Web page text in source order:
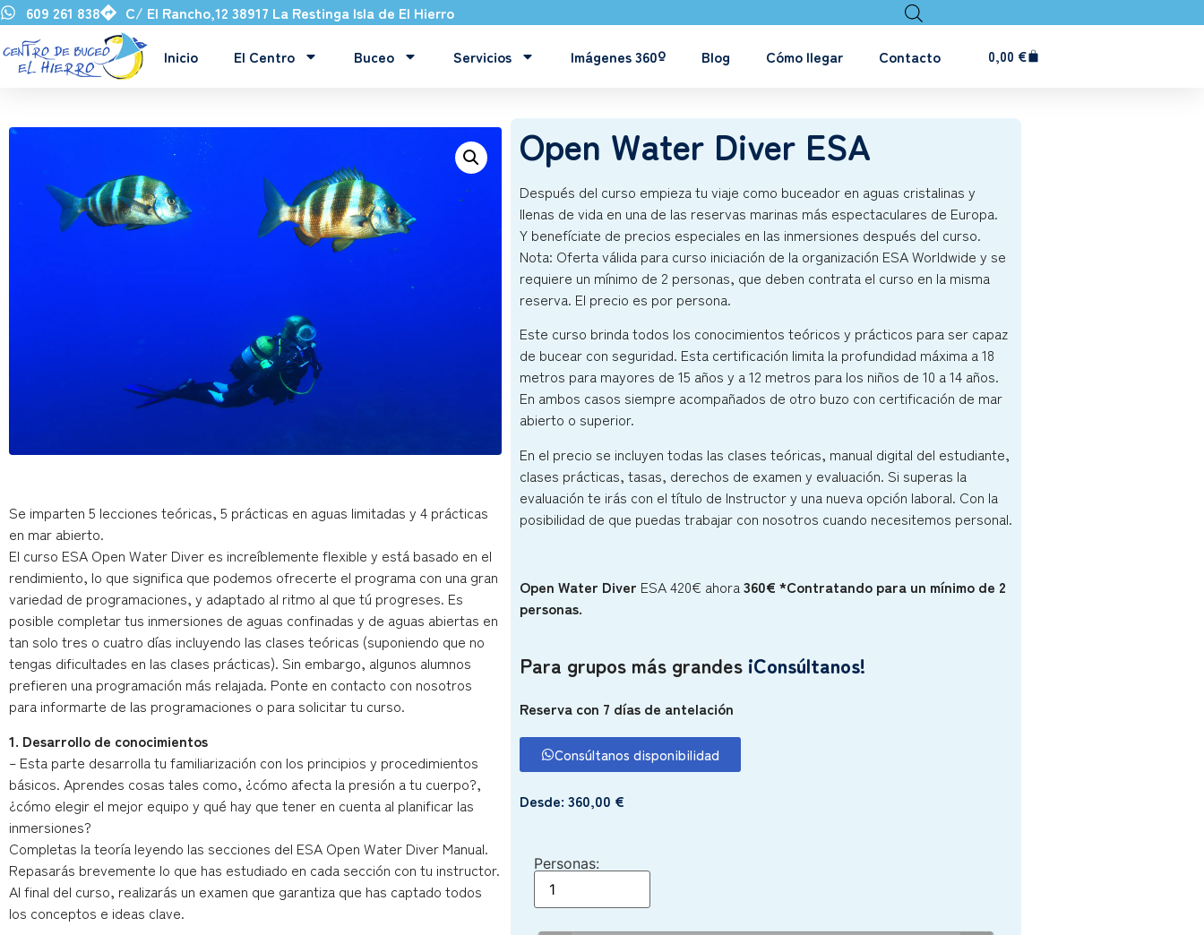
609 261 838 C/ El Rancho,12 38917 La Restinga Isla de El Hierro
Inicio El Centro Buceo Servicios Imágenes 360º Blog Cómo llegar Contacto 0,00 €
Se imparten 5 lecciones teóricas, 5 prácticas en aguas limitadas y 4 prácticas
en mar abierto.
El curso ESA Open Water Diver es increíblemente flexible y está basado en el
rendimiento, lo que significa que podemos ofrecerte el programa con una gran
variedad de programaciones, y adaptado al ritmo al que tú progreses. Es
posible completar tus inmersiones de aguas confinadas y de aguas abiertas en
tan solo tres o cuatro días incluyendo las clases teóricas (suponiendo que no
tengas dificultades en las clases prácticas). Sin embargo, algunos alumnos
prefieren una programación más relajada. Ponte en contacto con nosotros
para informarte de las programaciones o para solicitar tu curso.
1. Desarrollo de conocimientos
– Esta parte desarrolla tu familiarización con los principios y procedimientos
básicos. Aprendes cosas tales como, ¿cómo afecta la presión a tu cuerpo?,
¿cómo elegir el mejor equipo y qué hay que tener en cuenta al planificar las
inmersiones?
Completas la teoría leyendo las secciones del ESA Open Water Diver Manual.
Repasarás brevemente lo que has estudiado en cada sección con tu instructor.
Al final del curso, realizarás un examen que garantiza que has captado todos
los conceptos e ideas clave.
Open Water Diver ESA
Después del curso empieza tu viaje como buceador en aguas cristalinas y
llenas de vida en una de las reservas marinas más espectaculares de Europa.
Y benefíciate de precios especiales en las inmersiones después del curso.
Nota: Oferta válida para curso iniciación de la organización ESA Worldwide y se
requiere un mínimo de 2 personas, que deben contrata el curso en la misma
reserva. El precio es por persona.
Este curso brinda todos los conocimientos teóricos y prácticos para ser capaz
de bucear con seguridad. Esta certificación limita la profundidad máxima a 18
metros para mayores de 15 años y a 12 metros para los niños de 10 a 14 años.
En ambos casos siempre acompañados de otro buzo con certificación de mar
abierto o superior.
En el precio se incluyen todas las clases teóricas, manual digital del estudiante,
clases prácticas, tasas, derechos de examen y evaluación. Si superas la
evaluación te irás con el título de Instructor y una nueva opción laboral. Con la
posibilidad de que puedas trabajar con nosotros cuando necesitemos personal.
Open Water Diver ESA 420€ ahora360€ *Contratando para un mínimo de 2
personas.
Para grupos más grandes ¡Consúltanos!
Reserva con 7 días de antelación
Consúltanos disponibilidad
Desde: 360,00 €
Personas: